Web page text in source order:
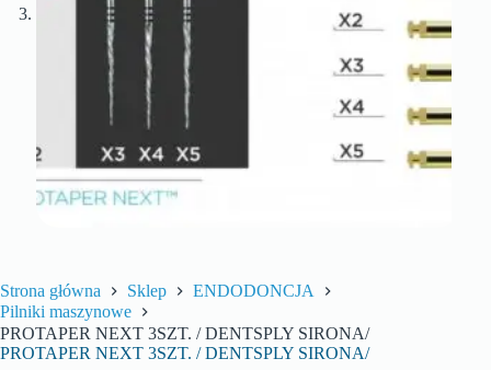
Strona główna Sklep
ENDODONCJA
Pilniki maszynowe
PROTAPER NEXT 3SZT. / DENTSPLY SIRONA/
PROTAPER NEXT 3SZT. / DENTSPLY SIRONA/